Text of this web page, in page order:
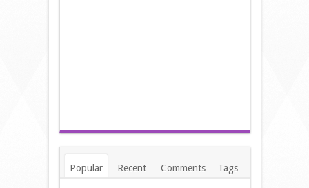
Popular Recent Comments Tags